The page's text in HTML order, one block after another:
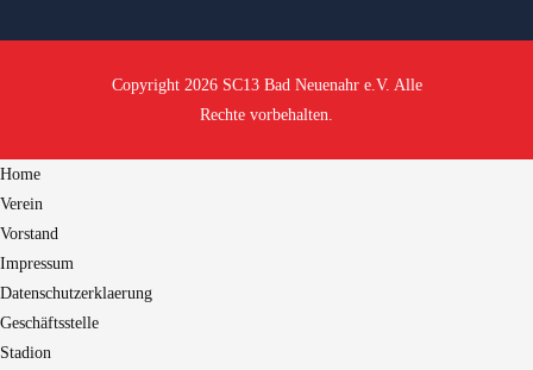
Copyright 2026 SC13 Bad Neuenahr e.V. Alle
Rechte vorbehalten.
Home
Verein
Vorstand
Impressum
Datenschutzerklaerung
Geschäftsstelle
Stadion